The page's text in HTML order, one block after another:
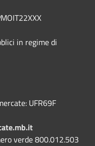
in regime di
UFR69F
verde 800.012.503